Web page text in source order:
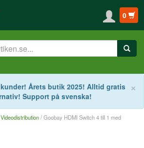
0
×
Årets butik 2025! Alltid gratis
Support på svenska!
Videodistribution/ Goobay HDMI Switch 4 till 1 med